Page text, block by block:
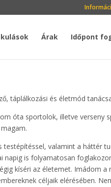
Árak Időpont
táplálkozási és életmód
óta sportolok, illetve verseny
testépítéssel, valamint a háttér
napig is folyamatosan
kíséri az életemet. Imádom a
céljaik elérésében.